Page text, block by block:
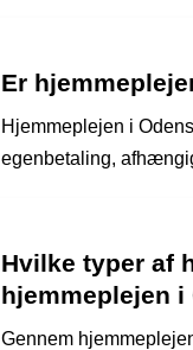
Er
Hjemmeplejen i
egenbetaling,
Hvilke typer af
hjemmeplejen i
Gennem